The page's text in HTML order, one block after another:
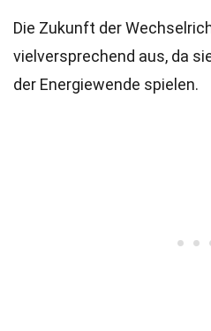
Die Zukunft der
vielversprechend aus, da
der Energiewende spielen.